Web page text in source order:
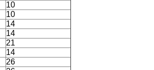
10
10
14
14
21
14
26